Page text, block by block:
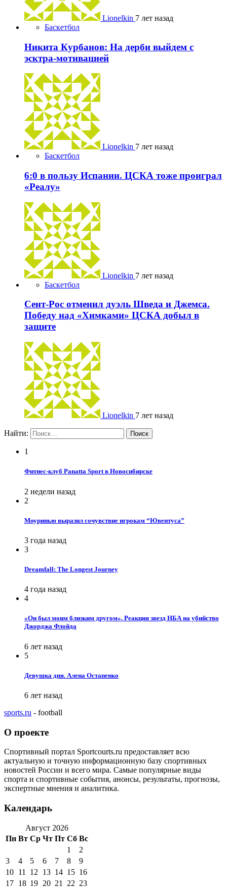
Lionelkin 7 лет назад
Баскетбол
Никита Курбанов: На дерби выйдем с
эсктра-мотивацией
Lionelkin 7 лет назад
Баскетбол
6:0 в пользу Испании. ЦСКА тоже проиграл
«Реалу»
Lionelkin 7 лет назад
Баскетбол
Сент-Рос отменил дуэль Шведа и Джемса.
Победу над «Химками» ЦСКА добыл в
защите
Lionelkin 7 лет назад
Найти:
1
Фитнес-клуб Panatta Sport в Новосибирске
2 недели назад
2
Моуринью выразил сочувствие игрокам “Ювентуса”
3 года назад
3
Dreamfall: The Longest Journey
4 года назад
4
«Он был моим близким другом». Реакция звезд НБА на убийство
Джорджа Флойда
6 лет назад
5
Девушка дня. Алена Остапенко
6 лет назад
sports.ru - football
О проекте
Спортивный портал Sportcourts.ru предоставляет всю
актуальную и точную информационную базу спортивных
новостей России и всего мира. Самые популярные виды
спорта и спортивные события, анонсы, результаты, прогнозы,
экспертные мнения и аналитика.
Календарь
Август 2026
Пн Вт Ср Чт Пт Сб Вс
1
2
3
4 5 6 7 8
9
10 11 12 13 14 15 16
17 18 19 20 21 22 23